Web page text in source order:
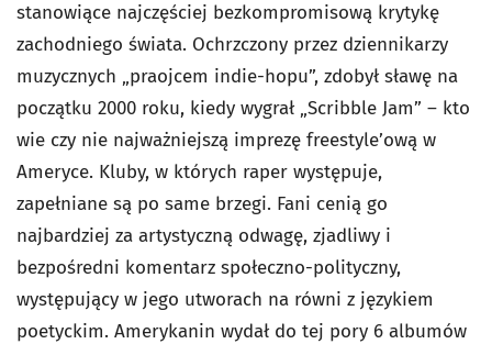
stanowiące najczęściej bezkompromisową krytykę
zachodniego świata. Ochrzczony przez dziennikarzy
muzycznych „praojcem indie-hopu”, zdobył sławę na
początku 2000 roku, kiedy wygrał „Scribble Jam” – kto
wie czy nie najważniejszą imprezę freestyle’ową w
Ameryce. Kluby, w których raper występuje,
zapełniane są po same brzegi. Fani cenią go
najbardziej za artystyczną odwagę, zjadliwy i
bezpośredni komentarz społeczno-polityczny,
występujący w jego utworach na równi z językiem
poetyckim. Amerykanin wydał do tej pory 6 albumów